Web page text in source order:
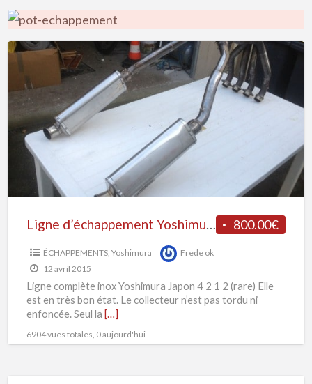
Ligne
d’échappement
Yoshimura
GSXR
1000
09-
800.00€
Ligne d’échappement Yoshimura GSXR 1000 09-
ÉCHAPPEMENTS, Yoshimura
Frede ok
12 avril 2015
Ligne complète inox Yoshimura Japon 4 2 1 2 (rare) Elle
est en très bon état. Le collecteur n’est pas tordu ni
enfoncée. Seul la […]
6904 vues totales, 0 aujourd'hui